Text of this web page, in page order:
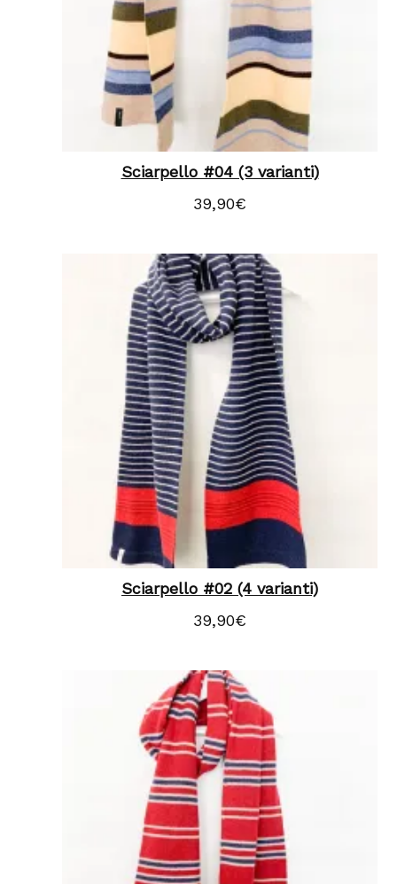
Sciarpello #04 (3 varianti)
39,90€
Sciarpello #02 (4 varianti)
39,90€